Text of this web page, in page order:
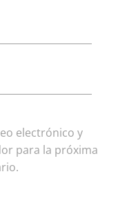
electrónico y
para la próxima